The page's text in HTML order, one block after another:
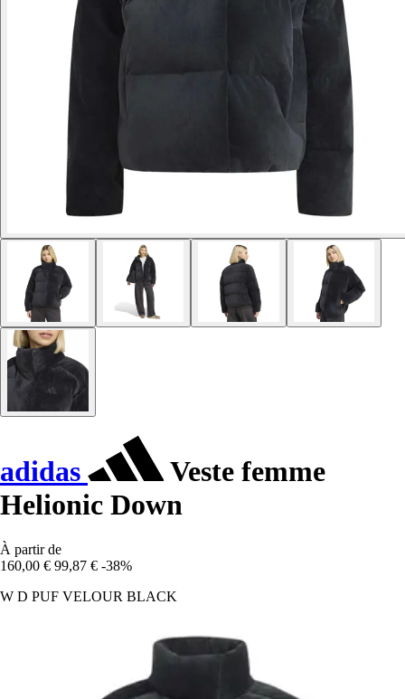
adidas
Veste femme
Helionic Down
À partir de
160,00 € 99,87 € -38%
W D PUF VELOUR BLACK